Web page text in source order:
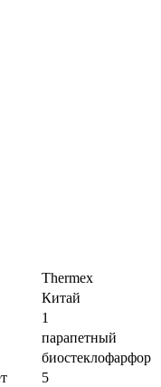
Thermex
Китай
1
парапетный
биостеклофарфор
5